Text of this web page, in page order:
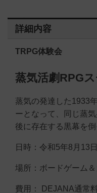
詳細内容
TRPG体験会
蒸気活劇RPG
蒸気の発達した1933
ーとなって、同じ蒸
後に存在する黒幕を倒
日時：令和5年8月13
場所：ボードゲーム
費用： DEJANA通常